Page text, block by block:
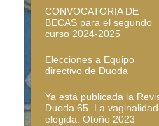
CONVOCATORIA DE
BECAS para el segundo
curso 2024-2025
Elecciones a Equipo
directivo de Duoda
Ya está publicada la
Duoda 65. La vaginalidad
elegida. Otoño 2023